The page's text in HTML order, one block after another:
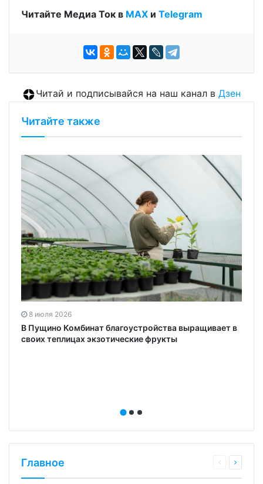
Читайте Медиа Ток в МАХ и Telegram
Читай и подписывайся на наш канал в Дзен
Читайте также
8 июля 2026
В Пущино Комбинат благоустройства выращивает в
своих теплицах экзотические фрукты
Главное